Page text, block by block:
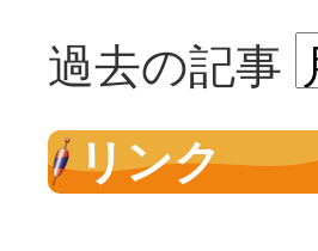
過去の記事
リンク